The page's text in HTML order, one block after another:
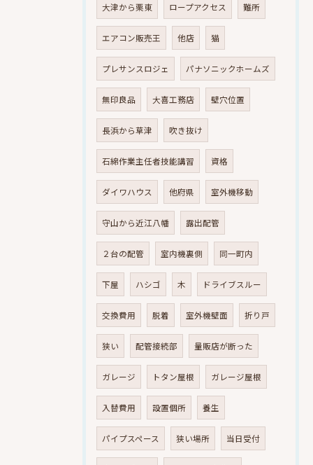
大津から栗東 ロープアクセス 難所
エアコン販売王 他店 猫
プレサンスロジェ パナソニックホームズ
無印良品 大喜工務店 壁穴位置
長浜から草津 吹き抜け
石綿作業主任者技能講習 資格
ダイワハウス 他府県 室外機移動
守山から近江八幡 露出配管
２台の配管 室内機裏側 同一町内
下屋 ハシゴ 木 ドライブスルー
交換費用 脱着 室外機壁面 折り戸
狭い 配管接続部 量販店が断った
ガレージ トタン屋根 ガレージ屋根
入替費用 設置個所 養生
パイプスペース 狭い場所 当日受付